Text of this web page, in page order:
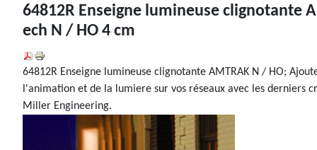
64812R Enseigne lumineuse clignotante
ech N / HO 4 cm
64812R Enseigne lumineuse clignotante AMTRAK N / HO;
l'animation et de la lumiere sur vos réseaux avec les derniers
Miller Engineering.